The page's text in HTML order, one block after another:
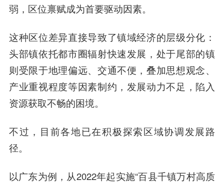
弱，区位禀赋成为首要驱动因素。
这种区位差异直接导致了镇域经济的层级分化：
头部镇依托都市圈辐射快速发展，处于尾部的镇
则受限于地理偏远、交通不便，叠加思想观念、
产业重视程度等因素制约，发展动力不足，陷入
资源获取不畅的困境。
不过，目前各地已在积极探索区域协调发展路
径。
以广东为例，从2022年起实施“百县千镇万村高质